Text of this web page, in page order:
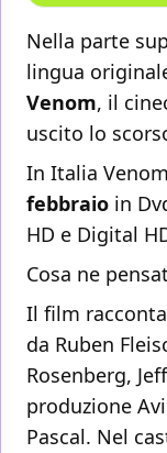
Nella parte
lingua
Venom, il
uscito lo
In Italia
febbraio in
HD e Digital
Cosa ne
Il film
da Ruben
Rosenberg,
produzione
Pascal. Nel